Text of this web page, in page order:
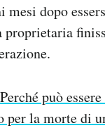
dopo
proprietaria
Perché può
per la morte di